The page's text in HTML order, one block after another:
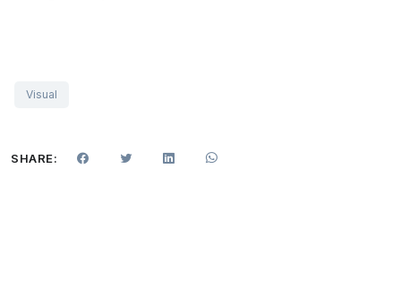
Visual
SHARE: